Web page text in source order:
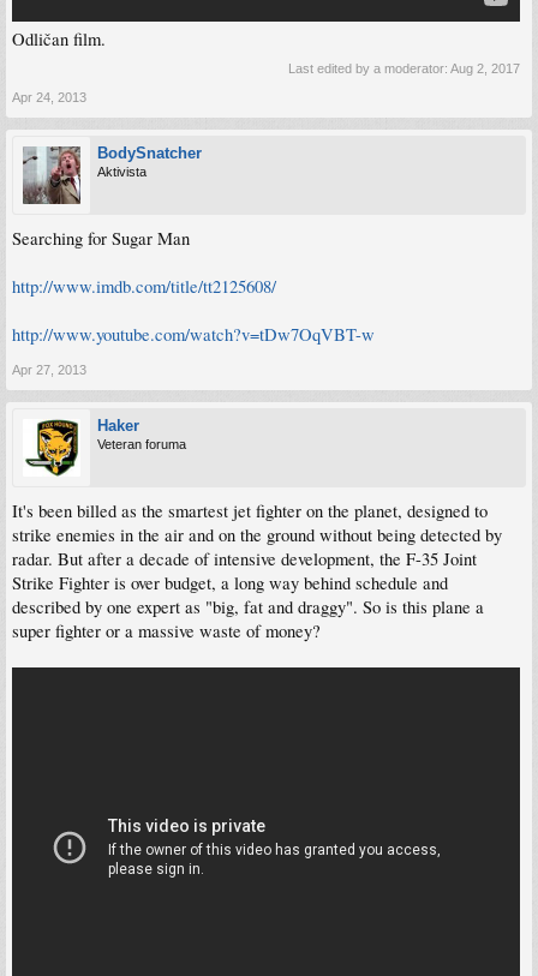
Odličan film.
Last edited by a moderator: Aug 2, 2017
Apr 24, 2013
BodySnatcher
Aktivista
Searching for Sugar Man
http://www.imdb.com/title/tt2125608/
http://www.youtube.com/watch?v=tDw7OqVBT-w
Apr 27, 2013
Haker
Veteran foruma
It's been billed as the smartest jet fighter on the planet, designed to
strike enemies in the air and on the ground without being detected by
radar. But after a decade of intensive development, the F-35 Joint
Strike Fighter is over budget, a long way behind schedule and
described by one expert as "big, fat and draggy". So is this plane a
super fighter or a massive waste of money?